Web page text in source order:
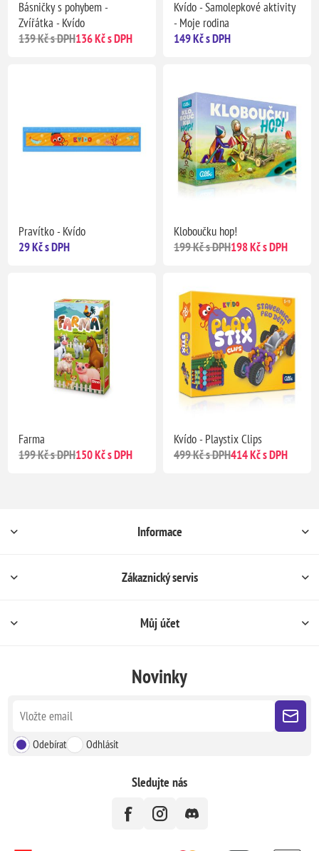
Básničky s pohybem -
Zvířátka - Kvído
139 Kč s DPH136 Kč s DPH
Kvído - Samolepkové aktivity
- Moje rodina
149 Kč s DPH
Pravítko - Kvído
29 Kč s DPH
Kloboučku hop!
199 Kč s DPH198 Kč s DPH
Farma
199 Kč s DPH150 Kč s DPH
Kvído - Playstix Clips
499 Kč s DPH414 Kč s DPH
Informace
Zákaznický servis
Můj účet
Novinky
Odebírat Odhlásit
Sledujte nás